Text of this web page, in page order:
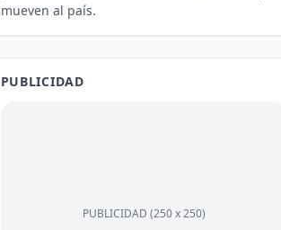
mueven al país.
PUBLICIDAD
PUBLICIDAD (250 x 250)